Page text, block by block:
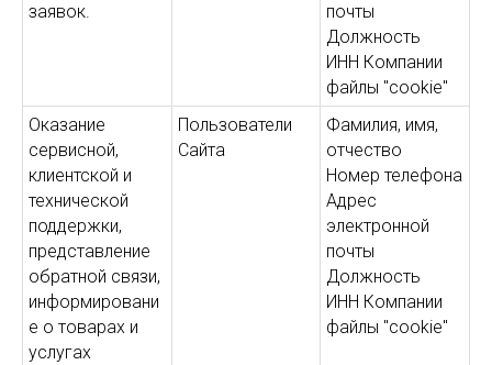
заявок.
почты
Должность
ИНН Компании
файлы "cookie"
Оказание
сервисной,
клиентской и
технической
поддержки,
представление
обратной связи,
информировани
е о товарах и
услугах
Пользователи
Сайта
Фамилия, имя,
отчество
Номер телефона
Адрес
электронной
почты
Должность
ИНН Компании
файлы "cookie"